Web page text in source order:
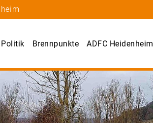
Politik Brennpunkte ADFC Heidenheim